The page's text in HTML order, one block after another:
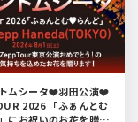
ムシータ❤️羽田公演❤️
2026 「ふぁんとむ